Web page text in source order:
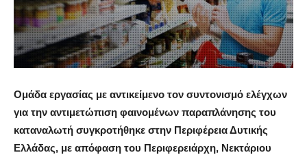
Ομάδα εργασίας με αντικείμενο τον συντονισμό ελέγχων
για την αντιμετώπιση φαινομένων παραπλάνησης του
καταναλωτή συγκροτήθηκε στην Περιφέρεια Δυτικής
Ελλάδας, με απόφαση του Περιφερειάρχη, Νεκτάριου